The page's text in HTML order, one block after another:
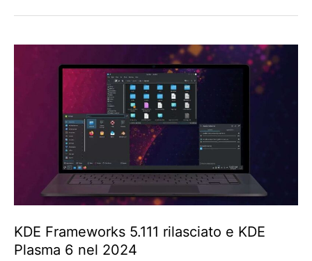
KDE Frameworks 5.111 rilasciato e KDE
Plasma 6 nel 2024